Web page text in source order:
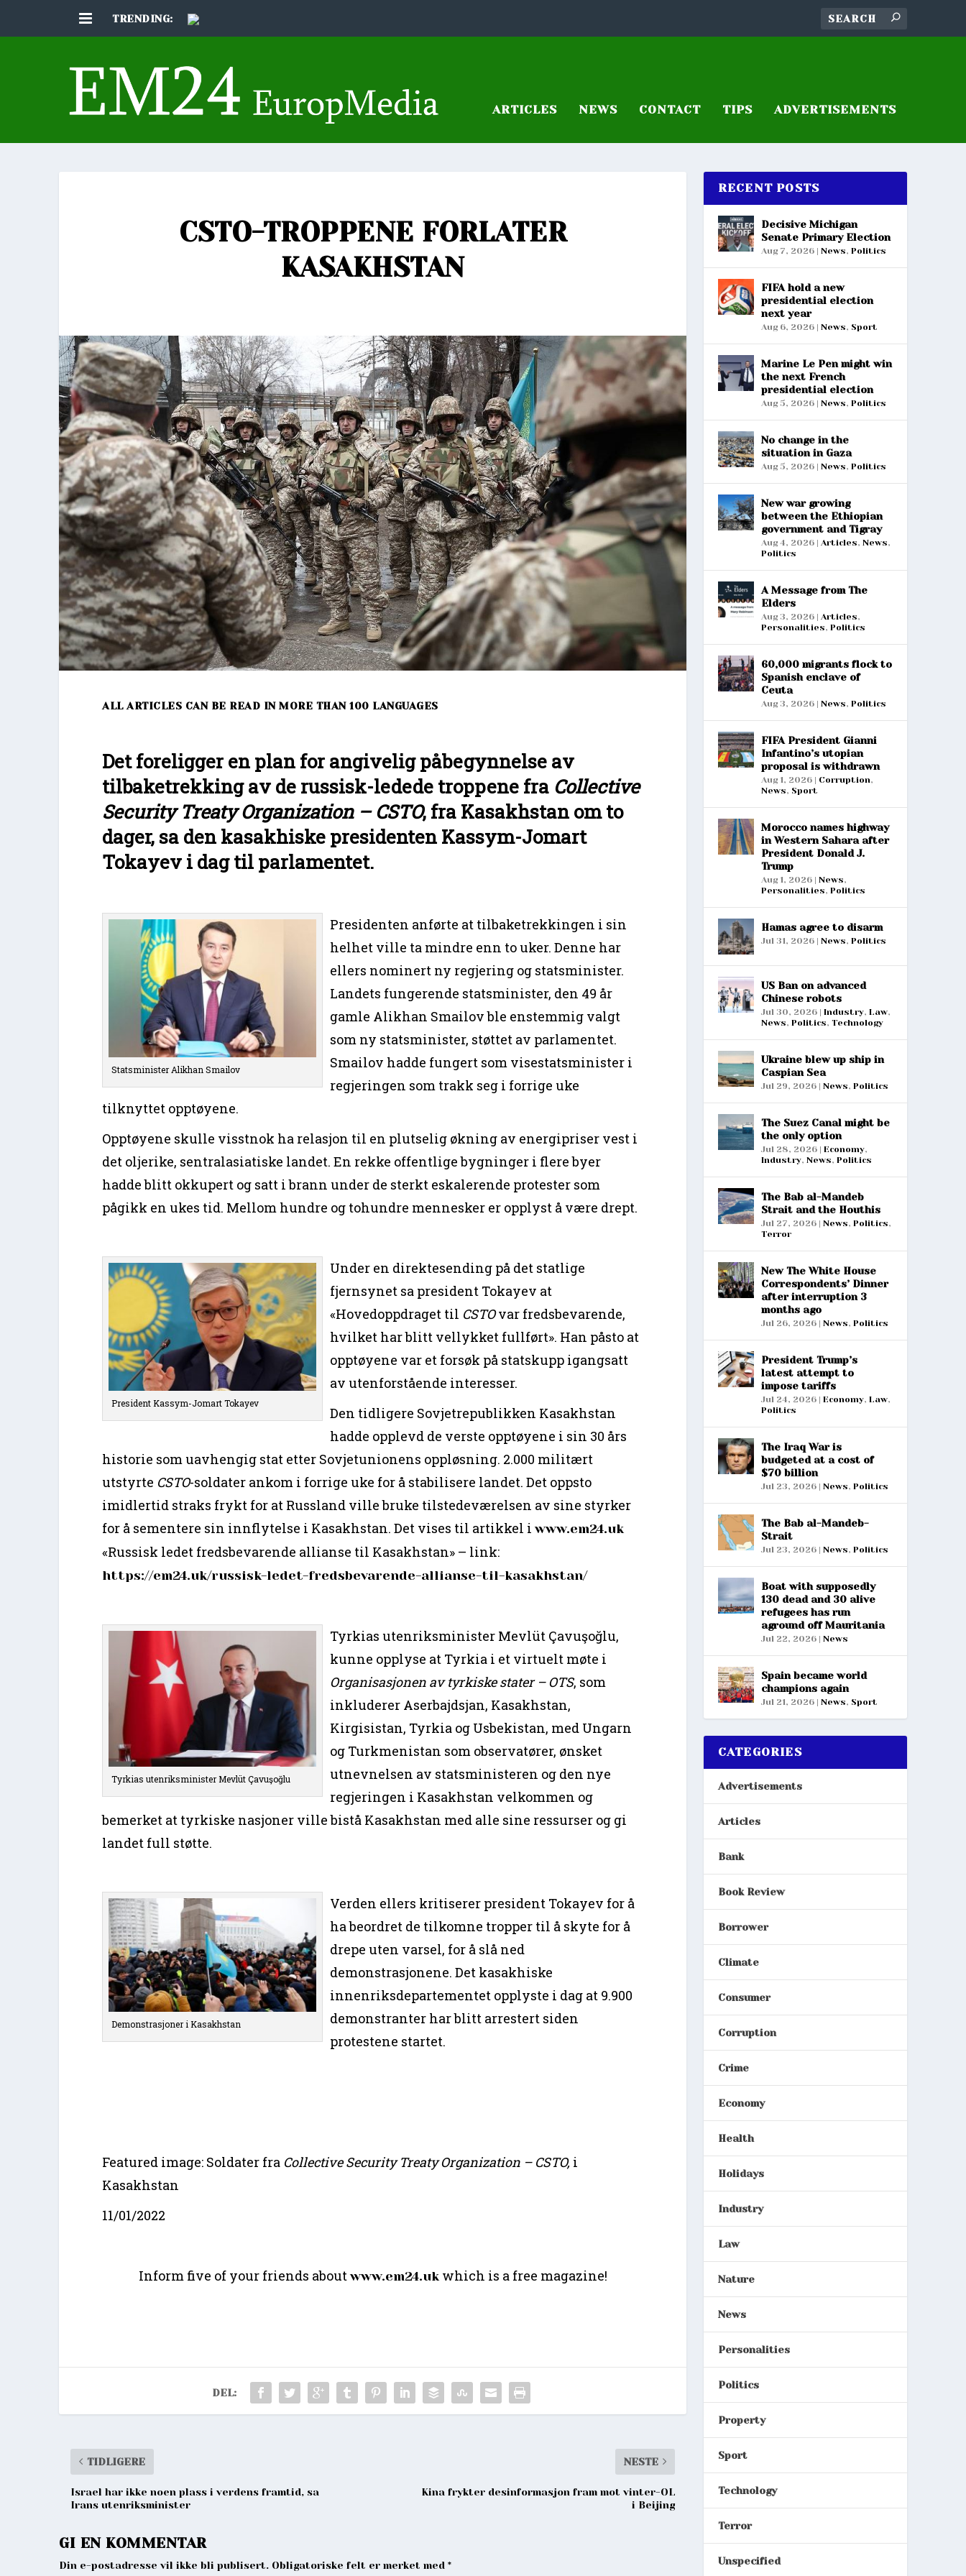
TRENDING:
ARTICLES NEWS CONTACT TIPS ADVERTISEMENTS
CSTO-TROPPENE FORLATER
KASAKHSTAN
ALL ARTICLES CAN BE READ IN MORE THAN 100 LANGUAGES
Det foreligger en plan for angivelig påbegynnelse av
tilbaketrekking av de russisk-ledede troppene fra Collective
Security Treaty Organization – CSTO, fra Kasakhstan om to
dager, sa den kasakhiske presidenten Kassym-Jomart
Tokayev i dag til parlamentet.
Statsminister Alikhan Smailov
Presidenten anførte at tilbaketrekkingen i sin
helhet ville ta mindre enn to uker. Denne har
ellers nominert ny regjering og statsminister.
Landets fungerende statsminister, den 49 år
gamle Alikhan Smailov ble enstemmig valgt
som ny statsminister, støttet av parlamentet.
Smailov hadde fungert som visestatsminister i
regjeringen som trakk seg i forrige uke
tilknyttet opptøyene.
Opptøyene skulle visstnok ha relasjon til en plutselig økning av energipriser vest i
det oljerike, sentralasiatiske landet. En rekke offentlige bygninger i flere byer
hadde blitt okkupert og satt i brann under de sterkt eskalerende protester som
pågikk en ukes tid. Mellom hundre og tohundre mennesker er opplyst å være drept.
President Kassym-Jomart Tokayev
Under en direktesending på det statlige
fjernsynet sa president Tokayev at
«Hovedoppdraget til CSTOvar fredsbevarende,
hvilket har blitt vellykket fullført». Han påsto at
opptøyene var et forsøk på statskupp igangsatt
av utenforstående interesser.
Den tidligere Sovjetrepublikken Kasakhstan
hadde opplevd de verste opptøyene i sin 30 års
historie som uavhengig stat etter Sovjetunionens oppløsning. 2.000 militært
utstyrte CSTO-soldater ankom i forrige uke for å stabilisere landet. Det oppsto
imidlertid straks frykt for at Russland ville bruke tilstedeværelsen av sine styrker
for å sementere sin innflytelse i Kasakhstan. Det vises til artikkel iwww.em24.uk
«Russisk ledet fredsbevarende allianse til Kasakhstan» – link:
https://em24.uk/russisk-ledet-fredsbevarende-allianse-til-kasakhstan/
Tyrkias utenriksminister Mevlüt Çavuşoğlu
Tyrkias utenriksminister Mevlüt Çavuşoğlu,
kunne opplyse at Tyrkia i et virtuelt møte i
Organisasjonen av tyrkiske stater – OTS, som
inkluderer Aserbajdsjan, Kasakhstan,
Kirgisistan, Tyrkia og Usbekistan, med Ungarn
og Turkmenistan som observatører, ønsket
utnevnelsen av statsministeren og den nye
regjeringen i Kasakhstan velkommen og
bemerket at tyrkiske nasjoner ville bistå Kasakhstan med alle sine ressurser og gi
landet full støtte.
Demonstrasjoner i Kasakhstan
Verden ellers kritiserer president Tokayev for å
ha beordret de tilkomne tropper til å skyte for å
drepe uten varsel, for å slå ned
demonstrasjonene. Det kasakhiske
innenriksdepartementet opplyste i dag at 9.900
demonstranter har blitt arrestert siden
protestene startet.
Featured image: Soldater fra Collective Security Treaty Organization – CSTO, i
Kasakhstan
11/01/2022
Inform five of your friends aboutwww.em24.ukwhich is a free magazine!
DEL:
TIDLIGERE
Israel har ikke noen plass i verdens framtid, sa
Irans utenriksminister
NESTE
Kina frykter desinformasjon fram mot vinter-OL
i Beijing
GI EN KOMMENTAR
Din e-postadresse vil ikke bli publisert. Obligatoriske felt er merket med*
RECENT POSTS
Decisive Michigan
Senate Primary Election
Aug 7, 2026| News, Politics
FIFA hold a new
presidential election
next year
Aug 6, 2026| News, Sport
Marine Le Pen might win
the next French
presidential election
Aug 5, 2026| News, Politics
No change in the
situation in Gaza
Aug 5, 2026| News, Politics
New war growing
between the Ethiopian
government and Tigray
Aug 4, 2026| Articles, News,
Politics
A Message from The
Elders
Aug 3, 2026| Articles,
Personalities, Politics
60,000 migrants flock to
Spanish enclave of
Ceuta
Aug 3, 2026| News, Politics
FIFA President Gianni
Infantino’s utopian
proposal is withdrawn
Aug 1, 2026| Corruption,
News, Sport
Morocco names highway
in Western Sahara after
President Donald J.
Trump
Aug 1, 2026| News,
Personalities, Politics
Hamas agree to disarm
Jul 31, 2026| News, Politics
US Ban on advanced
Chinese robots
Jul 30, 2026| Industry, Law,
News, Politics, Technology
Ukraine blew up ship in
Caspian Sea
Jul 29, 2026| News, Politics
The Suez Canal might be
the only option
Jul 28, 2026| Economy,
Industry, News, Politics
The Bab al-Mandeb
Strait and the Houthis
Jul 27, 2026| News, Politics,
Terror
New The White House
Correspondents’ Dinner
after interruption 3
months ago
Jul 26, 2026| News, Politics
President Trump’s
latest attempt to
impose tariffs
Jul 24, 2026| Economy, Law,
Politics
The Iraq War is
budgeted at a cost of
$70 billion
Jul 23, 2026| News, Politics
The Bab al-Mandeb-
Strait
Jul 23, 2026| News, Politics
Boat with supposedly
130 dead and 30 alive
refugees has run
aground off Mauritania
Jul 22, 2026| News
Spain became world
champions again
Jul 21, 2026| News, Sport
CATEGORIES
Advertisements
Articles
Bank
Book Review
Borrower
Climate
Consumer
Corruption
Crime
Economy
Health
Holidays
Industry
Law
Nature
News
Personalities
Politics
Property
Sport
Technology
Terror
Unspecified